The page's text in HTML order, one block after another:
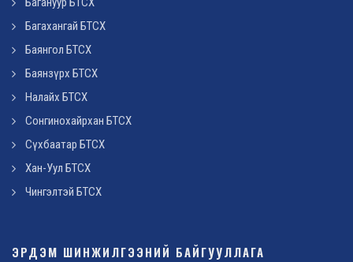
Багахангай БТСХ
Баянгол БТСХ
Баянзүрх БТСХ
Налайх БТСХ
Сонгинохайрхан БТСХ
Сүхбаатар БТСХ
Хан-Уул БТСХ
Чингэлтэй БТСХ
ЭРДЭМ ШИНЖИЛГЭЭНИЙ БАЙГУУЛЛАГА